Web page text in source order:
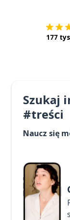
177
Szukaj
#treści
Naucz się